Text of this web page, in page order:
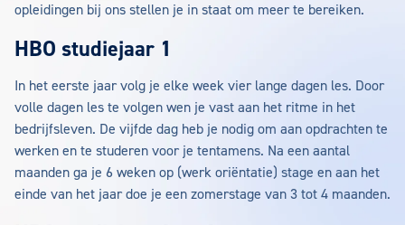
opleidingen bij ons stellen je in staat om meer te bereiken.
HBO studiejaar 1
In het eerste jaar volg je elke week vier lange dagen les. Door
volle dagen les te volgen wen je vast aan het ritme in het
bedrijfsleven. De vijfde dag heb je nodig om aan opdrachten te
werken en te studeren voor je tentamens. Na een aantal
maanden ga je 6 weken op (werk oriëntatie) stage en aan het
einde van het jaar doe je een zomerstage van 3 tot 4 maanden.